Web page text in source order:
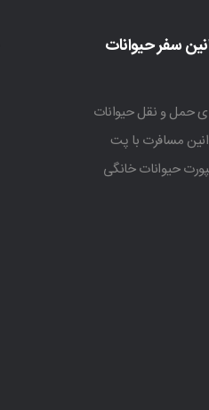
سفر حیوانات
حمل و نقل حیوانات
مسافرت با پت
حیوانات خانگی